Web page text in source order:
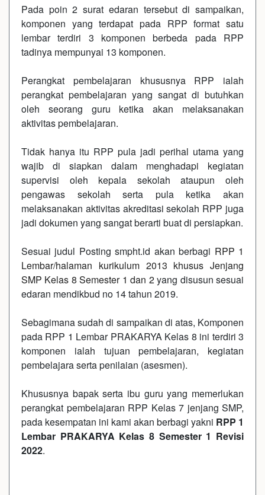
Pada poin 2 surat edaran tersebut di sampaikan,
komponen yang terdapat pada RPP format satu
lembar terdiri 3 komponen berbeda pada RPP
tadinya mempunyai 13 komponen.
Perangkat pembelajaran khususnya RPP ialah
perangkat pembelajaran yang sangat di butuhkan
oleh seorang guru ketika akan melaksanakan
aktivitas pembelajaran.
Tidak hanya itu RPP pula jadi perihal utama yang
wajib di siapkan dalam menghadapi kegiatan
supervisi oleh kepala sekolah ataupun oleh
pengawas sekolah serta pula ketika akan
melaksanakan aktivitas akreditasi sekolah RPP juga
jadi dokumen yang sangat berarti buat di persiapkan.
Sesuai judul Posting smpht.id akan berbagi RPP 1
Lembar/halaman kurikulum 2013 khusus Jenjang
SMP Kelas 8 Semester 1 dan 2yang disusun sesuai
edaran mendikbud no 14 tahun 2019.
Sebagimana sudah di sampaikan di atas, Komponen
pada RPP 1 Lembar PRAKARYA Kelas 8 ini terdiri 3
komponen ialah tujuan pembelajaran, kegiatan
pembelajara serta penilaian (asesmen).
Khususnya bapak serta ibu guru yang memerlukan
perangkat pembelajaran RPP Kelas 7 jenjang SMP,
pada kesempatan ini kami akan berbagi yakni RPP 1
Lembar PRAKARYA Kelas 8 Semester 1 Revisi
2022.